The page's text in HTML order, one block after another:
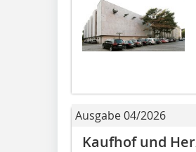
Ausgabe 04/2026
Kaufhof und